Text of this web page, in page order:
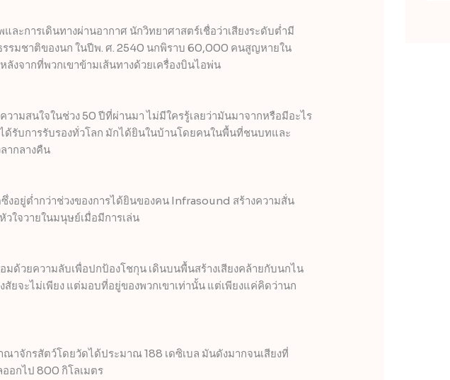
และการเดินทางผ่านอากาศ นักวิทยาศาสตร์เชื่อว่าเสียงระดับต่ำมี
รมชาติของนก ในปีพ. ศ. 2540 นกพิราบ 60,000 คนสูญหายใน
ลังจากที่พวกเขาข้ามเส้นทางด้วยเครื่องบินไอพ่น
ามสนใจในช่วง 50 ปีที่ผ่านมา ไม่มีใครรู้เลยว่ามันมาจากหรือมีอะไร
ด้รับการรับรองทั่วโลก มักได้ยินในบ้านโดยคนในพื้นที่ชนบทและ
ากลางคืน
งอยู่ต่ำกว่าช่วงของการได้ยินของคน Infrasound สร้างความสั่น
ใจวายในมนุษย์เมื่อมีการเล่น
ด้วยความลับเพื่อปกป้องโชกุน เดินบนพื้นสร้างเสียงคล้ายกับนกไน
ยจะไม่เพียง แต่มอบที่อยู่ของพวกเขาเท่านั้น แต่เพียงแค่คิดว่านก
ณาจักรสัตว์โดยวัดได้ประมาณ 188 เดซิเบล มันดังมากจนเสียงที่
อกไป 800 กิโลเมตร